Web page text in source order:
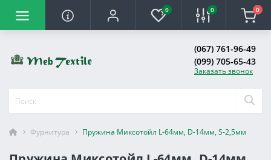
0 0 0
(067) 761-96-49
(099) 705-65-43
Заказать звонок
Фурнитура Пружина Миксотойл L-64мм, D-14мм, S-2,5мм